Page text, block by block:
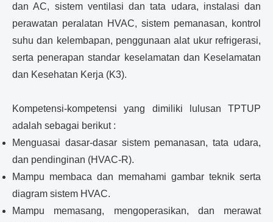
dan AC, sistem ventilasi dan tata udara, instalasi dan
perawatan peralatan HVAC, sistem pemanasan, kontrol
suhu dan kelembapan, penggunaan alat ukur refrigerasi,
serta penerapan standar keselamatan dan Keselamatan
dan Kesehatan Kerja (K3).
Kompetensi-kompetensi yang dimiliki lulusan TPTUP
adalah sebagai berikut :
Menguasai dasar-dasar sistem pemanasan, tata udara,
dan pendinginan (HVAC-R).
Mampu membaca dan memahami gambar teknik serta
diagram sistem HVAC.
Mampu memasang, mengoperasikan, dan merawat